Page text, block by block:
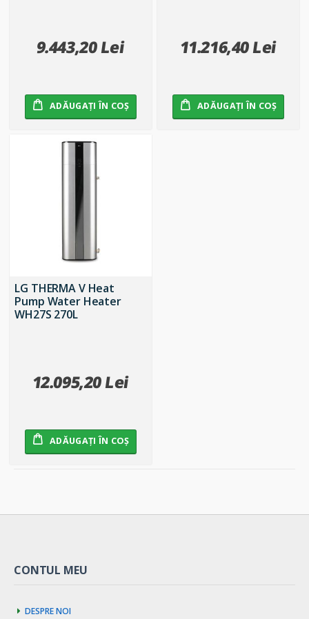
9.443,20 Lei
ADĂUGAȚI ÎN COȘ
11.216,40 Lei
ADĂUGAȚI ÎN COȘ
LG THERMA V Heat
Pump Water Heater
WH27S 270L
12.095,20 Lei
ADĂUGAȚI ÎN COȘ
CONTUL MEU
Despre noi